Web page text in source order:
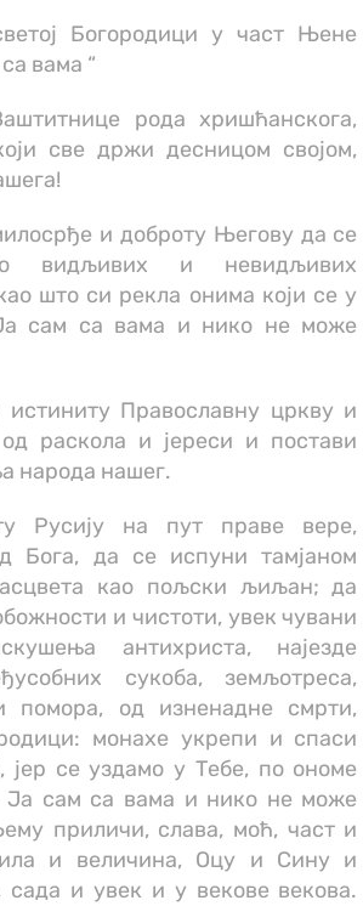
Богородици у част Њене
вама “
рода хришћанскога,
све држи десницом својом,
и доброту Његову да се
видљивих и невидљивих
што си рекла онима који се у
сам са вама и нико не може
истиниту Православну цркву и
раскола и јереси и постави
народа нашег.
Русију на пут праве вере,
Бога, да се испуни тамјаном
као пољски љиљан; да
и чистоти, увек чувани
антихриста, најезде
сукоба, земљотреса,
помора, од изненадне смрти,
монахе укрепи и спаси
јер се уздамо у Тебе, по ономе
Ја сам са вама и нико не може
приличи, слава, моћ, част и
и величина, Оцу и Сину и
сада и увек и у векове векова.